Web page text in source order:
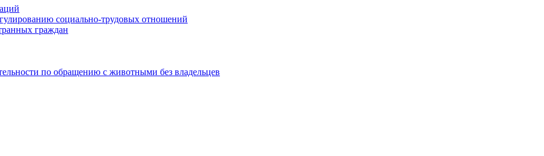
социально-трудовых отношений
граждан
по обращению с животными без владельцев